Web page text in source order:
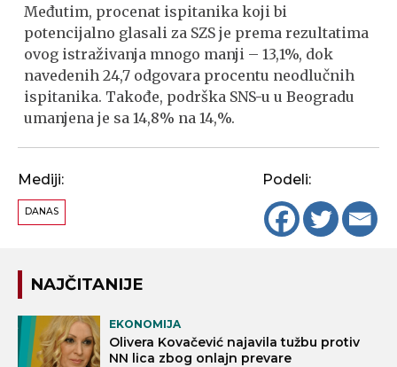
Međutim, procenat ispitanika koji bi
potencijalno glasali za SZS je prema rezultatima
ovog istraživanja mnogo manji – 13,1%, dok
navedenih 24,7 odgovara procentu neodlučnih
ispitanika. Takođe, podrška SNS-u u Beogradu
umanjena je sa 14,8% na 14,%.
Mediji:
DANAS
Podeli:
NAJČITANIJE
EKONOMIJA
Olivera Kovačević najavila tužbu protiv
NN lica zbog onlajn prevare